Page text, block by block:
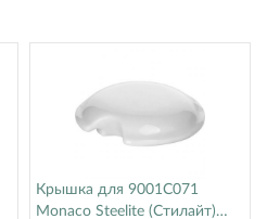
Крышка для 9001C071
Monaco Steelite (Стилайт)